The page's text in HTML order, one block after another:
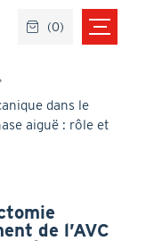
dans le
aiguë : rôle et
de l’AVC
(0)